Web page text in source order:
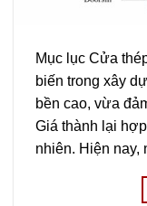
Mục lục Cửa
biến trong xây
bền cao, vừa
Giá thành lại
nhiên. Hiện nay,